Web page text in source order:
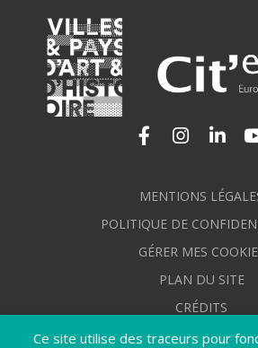
Ce site utilise des traceurs pour
Lien vers leLien vers
MENTIONS
POLITIQUE DE
GÉRER MES
PLAN DU SITE
CRÉDITS
ACCESSIBILITÉ : NON